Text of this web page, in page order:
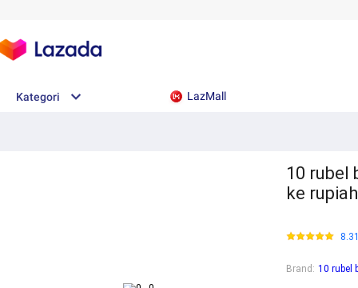
Kategori LazMall
10 rubel
ke
Brand : 10 rubel